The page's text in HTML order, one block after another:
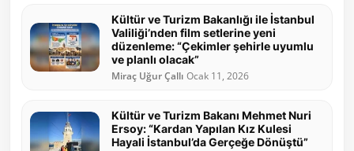
Kültür ve Turizm Bakanlığı ile İstanbul
Valiliği’nden film setlerine yeni
düzenleme: “Çekimler şehirle uyumlu
ve planlı olacak”
Miraç Uğur Çallı Ocak 11, 2026
Kültür ve Turizm Bakanı Mehmet Nuri
Ersoy: “Kardan Yapılan Kız Kulesi
Hayali İstanbul’da Gerçeğe Dönüştü”